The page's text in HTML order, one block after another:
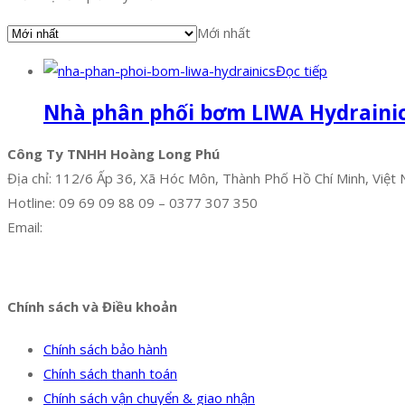
Mới nhất
Đọc tiếp
Nhà phân phối bơm LIWA
Công Ty TNHH Hoàng Long Phú
Địa chỉ: 112/6 Ấp 36, Xã Hóc Môn, Thành Phố Hồ Chí Minh, Việt
Hotline: 09 69 09 88 09 – 0377 307 350
Email:
Chính sách và Điều khoản
Chính sách bảo hành
Chính sách thanh toán
Chính sách vận chuyển & giao nhận